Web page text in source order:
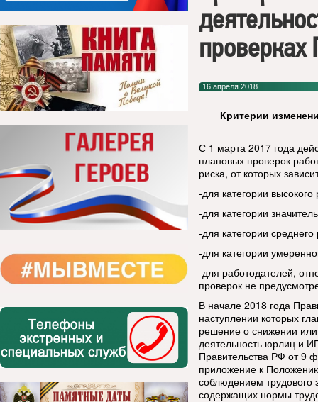
проверках
16 апреля 2018
Критерии
С 1 марта 2017 года
плановых проверок
риска, от которых
-для категории
-для категории
-для категории
-для категории
-для работодателей,
проверок не
В начале 2018 года
наступлении которых
решение о снижении или
деятельность юрлиц и
Правительства РФ от 9
приложение к
соблюдением трудового
содержащих нормы